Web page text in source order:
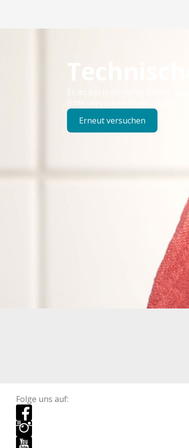
Es ist ein technischer Fehler
Bitte versuchen Sie es später
Erneut versuchen
Folge uns auf: